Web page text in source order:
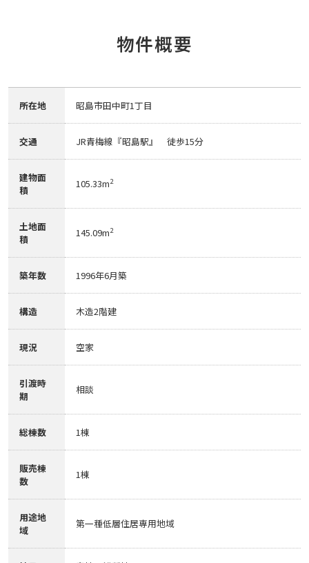
物件概要
所在地 昭島市田中町1丁目
交通 JR青梅線『昭島駅』 徒歩15分
建物面
積
105.33m2
土地面
積
145.09m2
築年数 1996年6月築
構造 木造2階建
現況 空家
引渡時
期
相談
総棟数 1棟
販売棟
数
1棟
用途地
域
第一種低層住居専用地域